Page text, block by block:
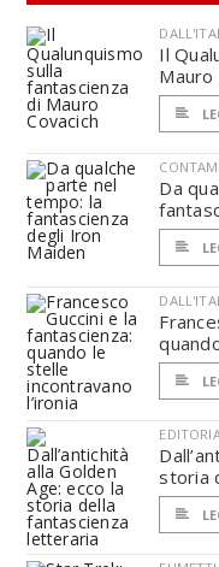
Il
Mauro
Da
storia